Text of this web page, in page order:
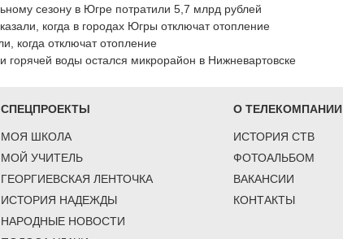
сезону в Югре потратили 5,7 млрд рублей
когда в городах Югры отключат отопление
когда отключат отопление
горячей воды остался микрорайон в Нижневартовске
СПЕЦПРОЕКТЫ
МОЯ ШКОЛА
МОЙ УЧИТЕЛЬ
ГЕОРГИЕВСКАЯ ЛЕНТОЧКА
ИСТОРИЯ НАДЕЖДЫ
НАРОДНЫЕ НОВОСТИ
О ТЕЛЕКОМПАНИИ
ИСТОРИЯ СТВ
ФОТОАЛЬБОМ
ВАКАНСИИ
КОНТАКТЫ